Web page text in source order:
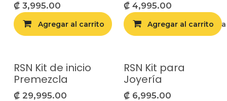
₡ 3,995.00
Agregar al carrito Agregar a la
₡ 4,995.00
Agregar al carrito
RSN Kit de inicio
Premezcla
₡ 29,995.00
RSN Kit para
Joyería
₡ 6,995.00